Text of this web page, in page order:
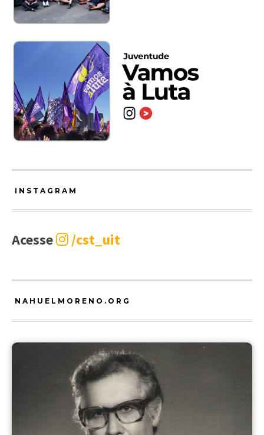
INSTAGRAM
Acesse /cst_uit
NAHUELMORENO.ORG